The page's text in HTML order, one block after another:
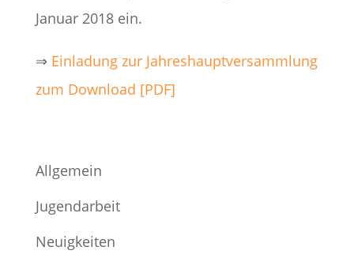
Januar 2018 ein.
⇒ Einladung zur Jahreshauptversammlung
zum Download [PDF]
Allgemein
Jugendarbeit
Neuigkeiten